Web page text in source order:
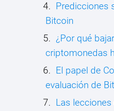
Predicciones
Bitcoin
¿Por qué
criptomonedas
El papel de
evaluación de
Las